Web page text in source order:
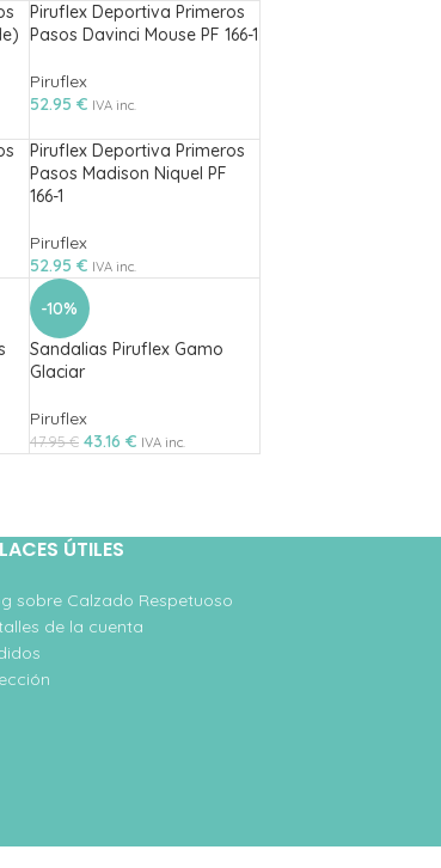
Piruflex Deportiva Primeros
Pasos Davinci Mouse PF 166-1
Piruflex
52.95 € IVA inc.
Piruflex Deportiva Primeros
Pasos Madison Niquel PF
166-1
Piruflex
52.95 € IVA inc.
-10%
Sandalias Piruflex Gamo
Glaciar
Piruflex
47.95€ 43.16 € IVA inc.
ÚTILES
sobre Calzado Respetuoso
de la cuenta